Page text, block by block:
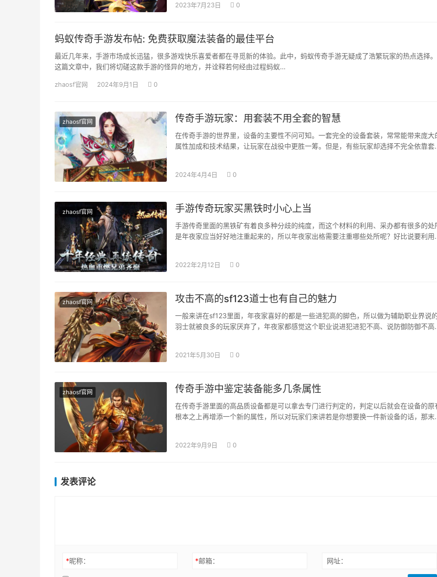
2023年7月23日 0
蚂蚁传奇手游发布帖: 免费获取魔法装备的最佳平台
最近几年来，手游市场成长迅猛，很多游戏快乐喜爱者都在寻觅新的体验。此中，蚂蚁传奇手游无疑成了浩繁玩家的热点选择
这篇文章中，我们将切磋这款手游的怪异的地方，并诠释若何经由过程蚂蚁…
zhaosf官网 2024年9月1日 0
zhaosf官网 传奇手游玩家：用套装不用全套的智慧
在传奇手游的世界里，设备的主要性不问可知。一套完全的设备套装，常常能带来庞大
属性加成和技术结果，让玩家在战役中更胜一筹。但是，有些玩家却选择不完全依靠套
2024年4月4日 0
zhaosf官网 手游传奇玩家买黑铁时小心上当
手游传奇里面的黑铁矿有着良多种分歧的纯度，而这个材料的利用、采办都有很多的处
是年夜家应当好好地注重起来的，所以年夜家出格需要注重哪些处所呢？好比说要利用
2022年2月12日 0
zhaosf官网 攻击不高的sf123道士也有自己的魅力
一般来讲在sf123里面，年夜家喜好的都是一些进犯高的脚色，所以做为辅助职业界说
羽士就被良多的玩家厌弃了，年夜家都感觉这个职业说进犯进犯不高、说防御防御不高
2021年5月30日 0
zhaosf官网 传奇手游中鉴定装备能多几条属性
在传奇手游里面的高品质设备都是可以拿去专门进行判定的，判定以后就会在设备的原
根本之上再增添一个新的属性，所以对玩家们来讲若是你想要换一件新设备的话，那末
2022年9月9日 0
发表评论
*昵称： *邮箱： 网址：